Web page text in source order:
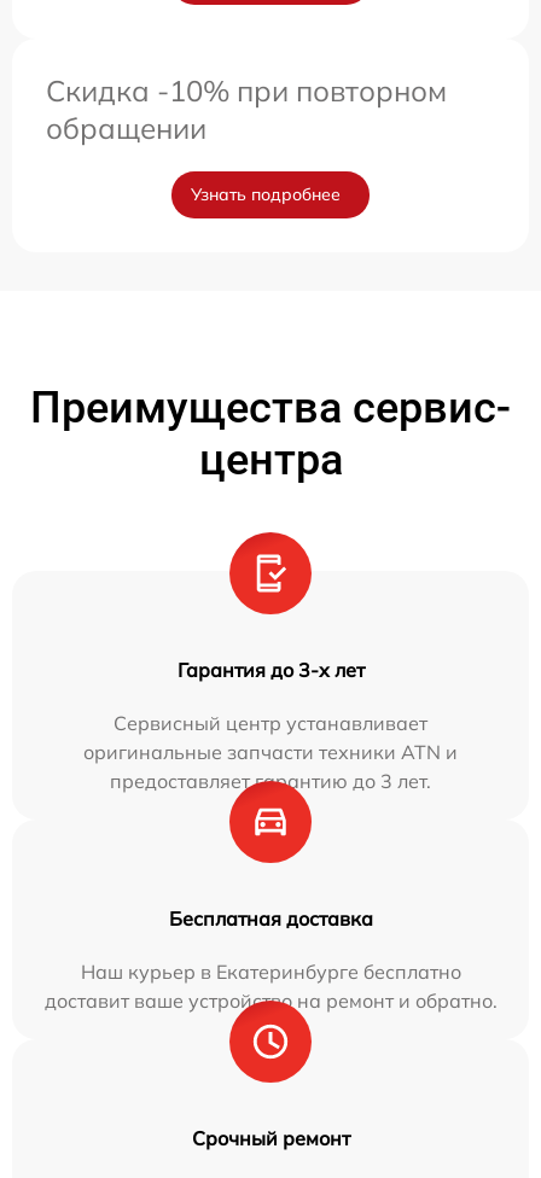
Скидка -10% при повторном
обращении
Узнать подробнее
Преимущества сервис-
центра
Гарантия до 3-х лет
Сервисный центр устанавливает
оригинальные запчасти техники ATN и
предоставляет гарантию до 3 лет.
Бесплатная доставка
Наш курьер в Екатеринбурге бесплатно
доставит ваше устройство на ремонт и обратно.
Срочный ремонт